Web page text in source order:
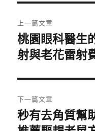
章
導
覽
上一篇文章
上
一
文
章:
桃園眼科醫生
射與老花雷射
下一篇文章
下
一
秒有去角質幫